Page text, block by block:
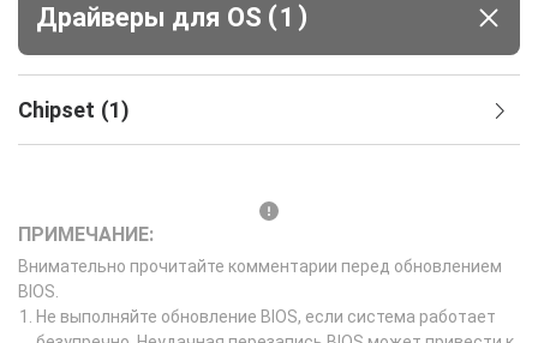
Драйверы для ОS (1 )
Chipset (1)
ПРИМЕЧАНИЕ:
Внимательно прочитайте комментарии перед обновлением
BIOS.
Не выполняйте обновление BIOS, если система работает